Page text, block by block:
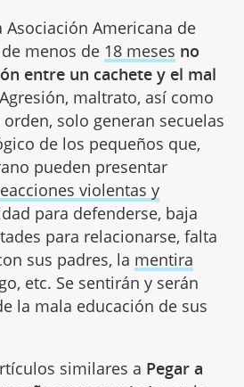
Asociación Americana de
menos de 18 meses no
entre un cachete y el mal
maltrato, así como
solo generan secuelas
de los pequeños que,
pueden presentar
violentas y
para defenderse, baja
para relacionarse, falta
sus padres, la mentira
etc. Se sentirán y serán
la mala educación de sus
similares a Pegar a